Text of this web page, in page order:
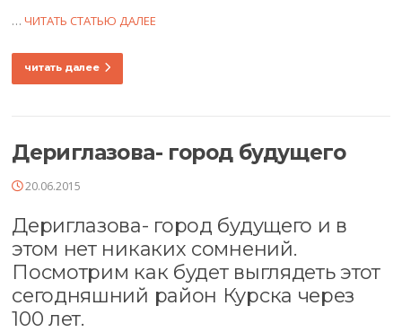
…ЧИТАТЬ СТАТЬЮ ДАЛЕЕ
читать далее
Дериглазова- город будущего
20.06.2015
Дериглазова- город будущего и в
этом нет никаких сомнений.
Посмотрим как будет выглядеть этот
сегодняшний район Курска через
100 лет.